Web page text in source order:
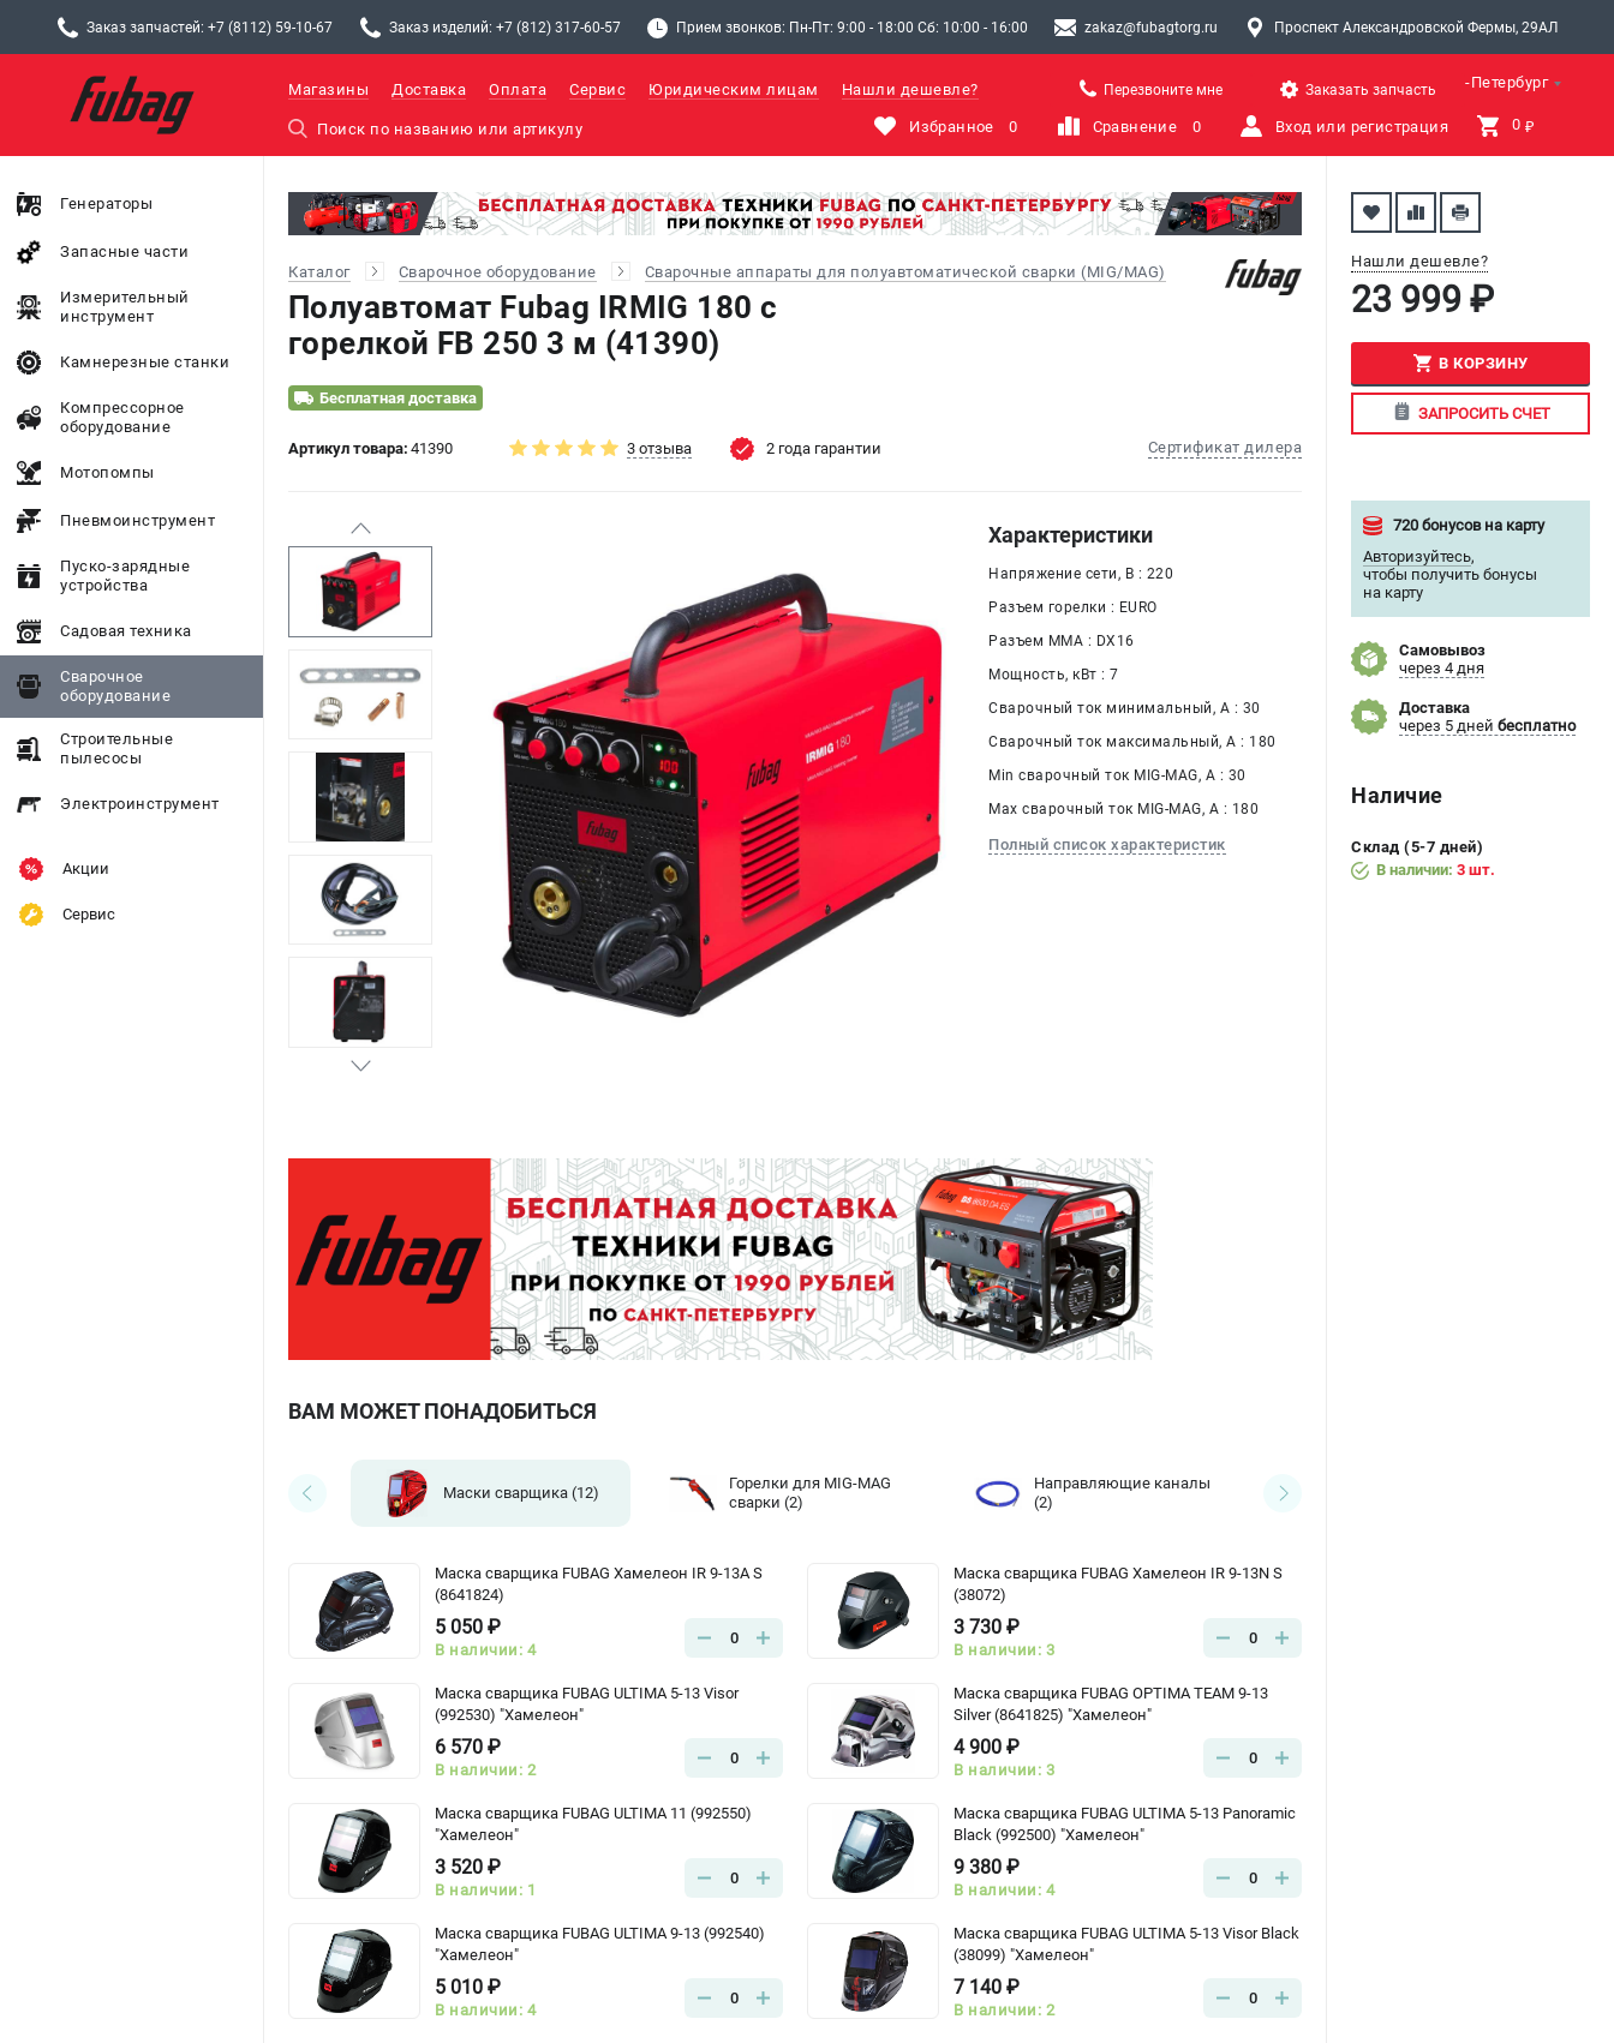
Заказ запчастей: +7 (8112) 59-10-67 Заказ изделий: +7 (812) 317-60-57 Прием звонков: Пн-Пт: 9:00 - 18:00 Сб: 10:00 - 16:00 zakaz@fubagtorg.ru Проспект Александровской Фермы, 29АЛ
Санкт-Петербург
Магазины Доставка Оплата Сервис Юридическим лицам Нашли дешевле? Перезвоните мне Заказать запчасть
Избранное 0 Сравнение 0 Вход или регистрация 0 ₽
Генераторы
Запасные части
Измерительный
инструмент
Камнерезные станки
Компрессорное
оборудование
Мотопомпы
Пневмоинструмент
Пуско-зарядные
устройства
Садовая техника
Сварочное
оборудование
Строительные
пылесосы
Электроинструмент
Акции
Сервис
Каталог Сварочное оборудование Сварочные аппараты для полуавтоматической сварки (MIG/MAG)
Полуавтомат Fubag IRMIG 180 c
горелкой FB 250 3 м (41390)
Бесплатная доставка
Артикул товара: 41390 3 отзыва Сертификат дилера
2 года гарантии
Нашли дешевле?
23 999 ₽
В КОРЗИНУ
ЗАПРОСИТЬ СЧЕТ
720 бонусов на карту
Авторизуйтесь,
чтобы получить бонусы
на карту
Самовывоз
через 4 дня
Доставка
через 5 дней бесплатно
Наличие
Склад (5-7 дней)
В наличии: 3 шт.
Характеристики
Напряжение сети, В : 220
Разъем горелки : EURO
Разъем ММА : DX16
Мощность, кВт : 7
Сварочный ток минимальный, А : 30
Сварочный ток максимальный, А : 180
Min сварочный ток MIG-MAG, А : 30
Max сварочный ток MIG-MAG, А : 180
Полный список характеристик
ВАМ МОЖЕТ ПОНАДОБИТЬСЯ
Маски сварщика(12)
Горелки для MIG-MAG
сварки (2)
Направляющие каналы
(2)
Маска сварщика FUBAG Хамелеон IR 9-13A S
(8641824)
5 050 ₽
В наличии: 4
0
Маска сварщика FUBAG Хамелеон IR 9-13N S
(38072)
3 730 ₽
В наличии: 3
0
Маска сварщика FUBAG ULTIMA 5-13 Visor
(992530) "Хамелеон"
6 570 ₽
В наличии: 2
0
Маска сварщика FUBAG OPTIMA TEAM 9-13
Silver (8641825) "Хамелеон"
4 900 ₽
В наличии: 3
0
Маска сварщика FUBAG ULTIMA 11 (992550)
"Хамелеон"
3 520 ₽
В наличии: 1
0
Маска сварщика FUBAG ULTIMA 5-13 Panoramic
Black (992500) "Хамелеон"
9 380 ₽
В наличии: 4
0
Маска сварщика FUBAG ULTIMA 9-13 (992540)
"Хамелеон"
5 010 ₽
В наличии: 4
0
Маска сварщика FUBAG ULTIMA 5-13 Visor Black
(38099) "Хамелеон"
7 140 ₽
В наличии: 2
0